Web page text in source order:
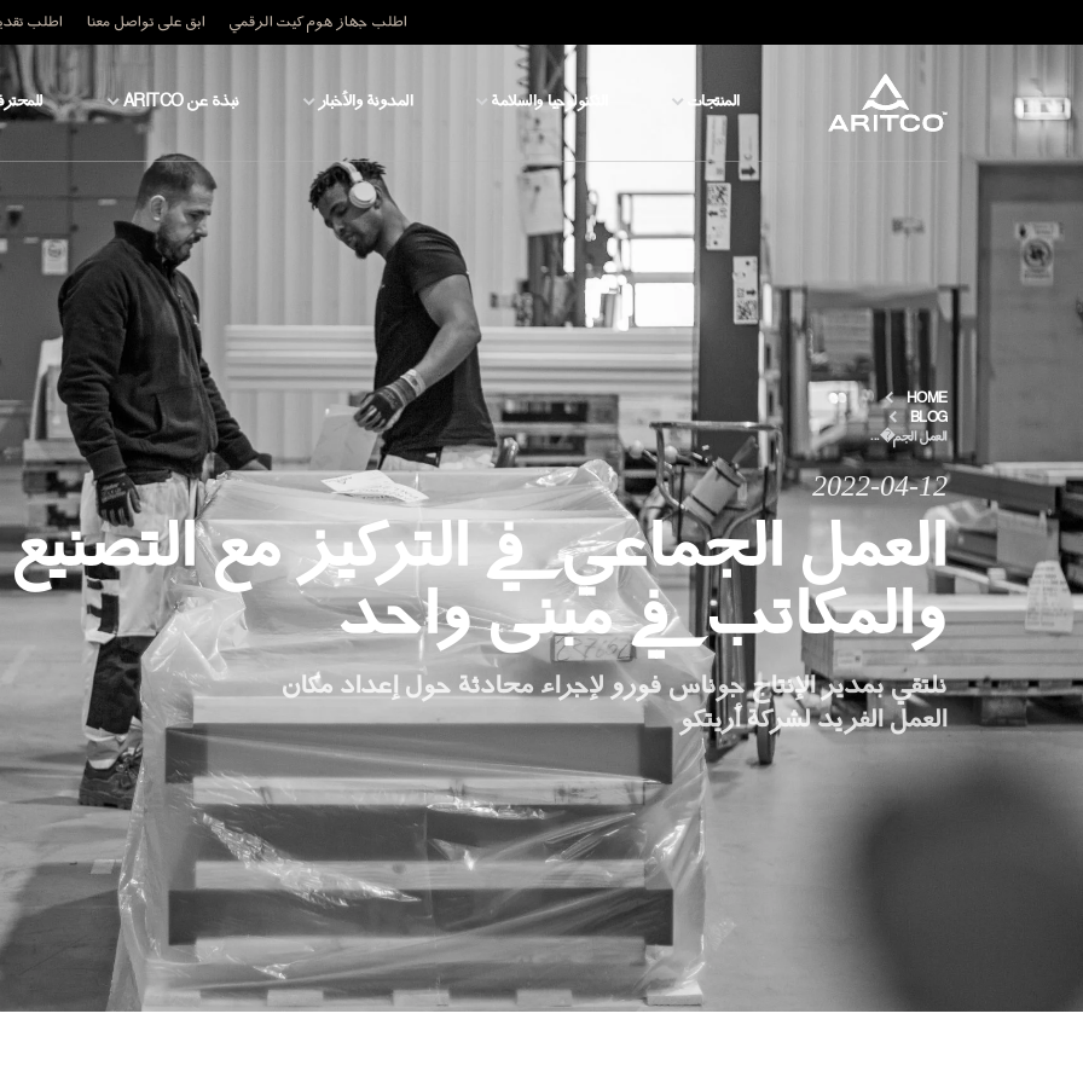
اطلب جهاز هوم كيت الرقمي ابق على تواصل معنا اطلب
المنتجات التكنولوجيا والسلامة المدونة والأخبار نبذة عن ARITCO
المنتجات
التكنولوجيا والسلامة
المدونة والأخبار
نبذة عن ARITCO
للمحترفين
اطلب جهاز هوم كيت الرقمي
ابق على تواصل معنا
اطلب تقدير السعر
اشترك في نشرة الأخبار
FAQ
HOME
BLOG
العمل الجم�...
2022-04-12
العمل الجماعي في التركيز مع التصنيع
والمكاتب في مبنى واحد
نلتقي بمدير الإنتاج جوناس فورو لإجراء محادثة حول إعداد مكان
العمل الفريد لشركة أريتكو